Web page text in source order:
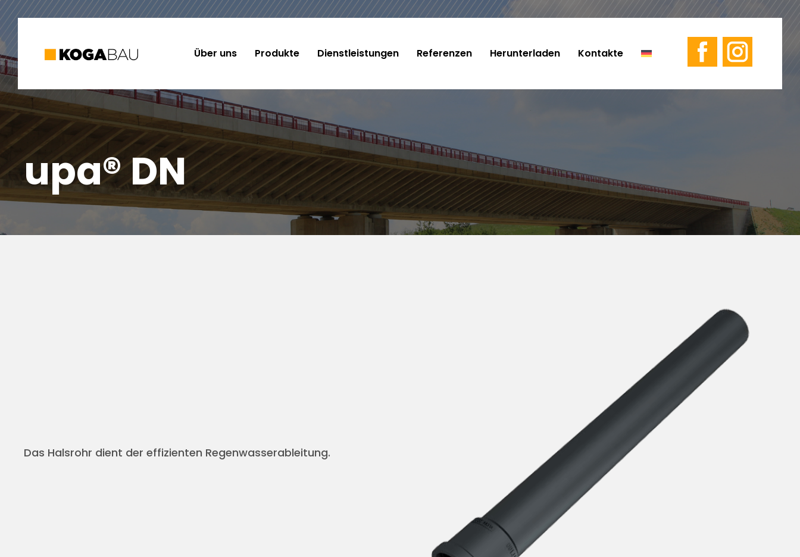
Über uns Produkte Dienstleistungen Referenzen Herunterladen Kontakte
upa® DN
Das Halsrohr dient der effizienten Regenwasserableitung.